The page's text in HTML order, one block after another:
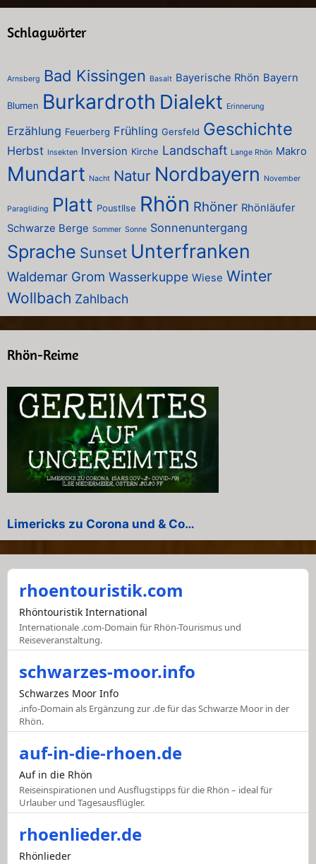
Schlagwörter
Arnsberg Bad Kissingen Basalt Bayerische Rhön Bayern
Blumen Burkardroth Dialekt Erinnerung
Erzählung Feuerberg Frühling Gersfeld Geschichte
Herbst Insekten Inversion Kirche Landschaft Lange Rhön Makro
Mundart Nacht Natur Nordbayern November
Paragliding Platt PoustIlse Rhön Rhöner Rhönläufer
Schwarze Berge Sommer Sonne Sonnenuntergang
Sprache Sunset Unterfranken
Waldemar Grom Wasserkuppe Wiese Winter
Wollbach Zahlbach
Rhön-Reime
Limericks zu Corona und & Co…
rhoentouristik.com
Rhöntouristik International
Internationale .com-Domain für Rhön-Tourismus und
Reiseveranstaltung.
schwarzes-moor.info
Schwarzes Moor Info
.info-Domain als Ergänzung zur .de für das Schwarze Moor in der
Rhön.
auf-in-die-rhoen.de
Auf in die Rhön
Reiseinspirationen und Ausflugstipps für die Rhön – ideal für
Urlauber und Tagesausflügler.
rhoenlieder.de
Rhönlieder